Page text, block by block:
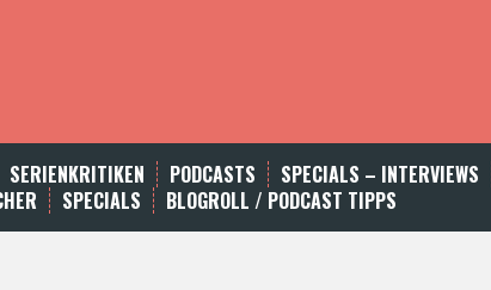
SERIENKRITIKEN PODCASTS SPECIALS – INTERVIEWS
SPECIALS BLOGROLL / PODCAST TIPPS